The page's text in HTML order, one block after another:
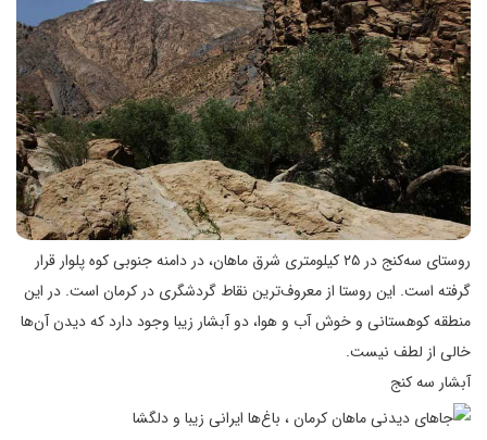
روستای سه‌کنج در ۲۵ کیلومتری شرق ماهان، در دامنه جنوبی کوه پلوار قرار
گرفته است. این روستا از معروف‌ترین نقاط گردشگری در کرمان است. در این
منطقه کوهستانی و خوش آب و هوا، دو آبشار زیبا وجود دارد که دیدن آن‌ها
خالی از لطف نیست.
آبشار سه کنج